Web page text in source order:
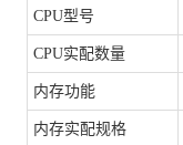
CPU型号
CPU实配数量
内存功能
内存实配规格